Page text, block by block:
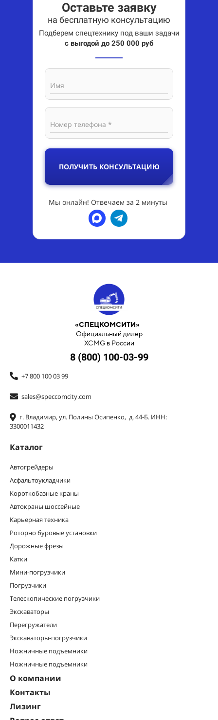
Оставьте заявку
на бесплатную консультацию
Подберем спецтехнику под ваши задачи
с выгодой до 250 000 руб
Имя
Номер телефона *
ПОЛУЧИТЬ КОНСУЛЬТАЦИЮ
Мы онлайн! Отвечаем за 2 минуты
«СПЕЦКОМСИТИ»
Официальный дилер
XCMG в России
8 (800) 100-03-99
+7 800 100 03 99
sales@speccomcity.com
г. Владимир, ул. Полины Осипенко, д. 44-Б. ИНН:
3300011432
Каталог
Автогрейдеры
Асфальтоукладчики
Короткобазные краны
Автокраны шоссейные
Карьерная техника
Роторно буровые установки
Дорожные фрезы
Катки
Мини-погрузчики
Погрузчики
Телескопические погрузчики
Экскаваторы
Перегружатели
Экскаваторы-погрузчики
Ножничные подъемники
Ножничные подъемники
О компании
Контакты
Лизинг